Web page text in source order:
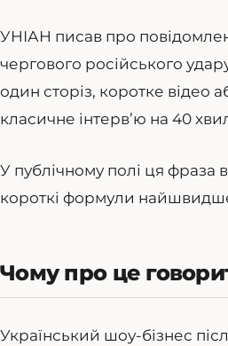
УНІАН писав про
чергового російського
один сторіз, коротке відео
класичне інтерв’ю на 40
У публічному полі ця фраза
короткі формули найшвидше
Чому про це
Український шоу-бізнес